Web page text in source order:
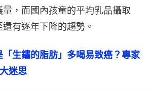
量，而國內孩童的平均乳品攝取
有逐年下降的趨勢。
「生鏽的脂肪」多喝易致癌？專家
迷思